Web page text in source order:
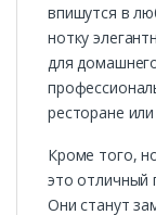
впишутся в
нотку
для
ресторане
Кроме того,
это отличный
Они станут